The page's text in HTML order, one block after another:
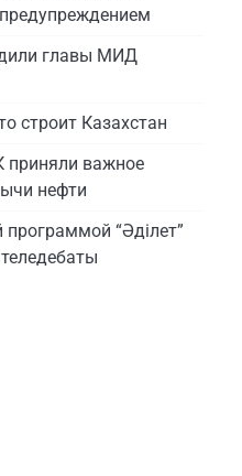
главы МИД
строит Казахстан
приняли важное
нефти
“Әділет”